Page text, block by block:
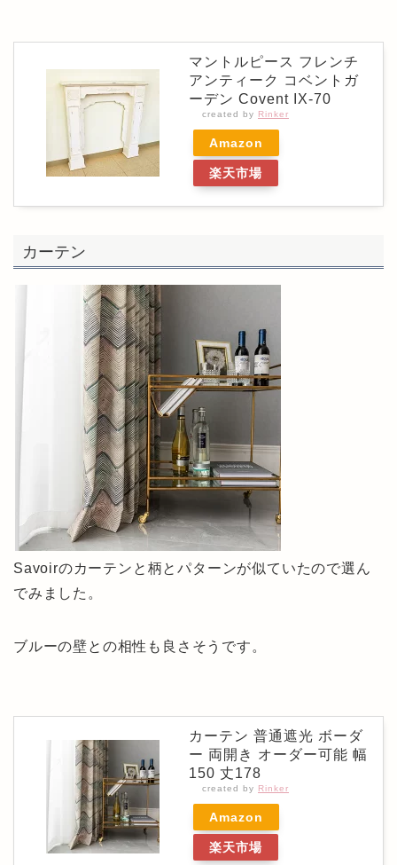
マントルピース フレンチ
アンティーク コベントガ
ーデン Covent IX-70
created by Rinker
Amazon
楽天市場
カーテン
Savoirのカーテンと柄とパターンが似ていたので選ん
でみました。
ブルーの壁との相性も良さそうです。
カーテン 普通遮光 ボーダ
ー 両開き オーダー可能 幅
150 丈178
created by Rinker
Amazon
楽天市場